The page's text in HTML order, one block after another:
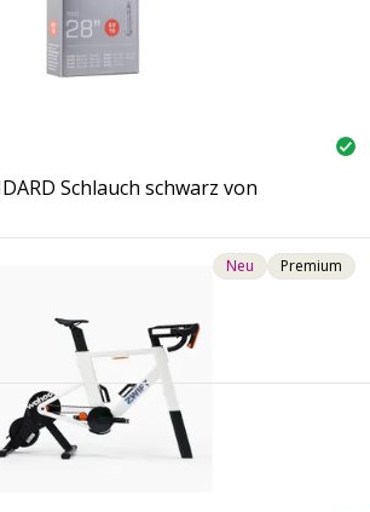
Schlauch schwarz von
Neu Premium